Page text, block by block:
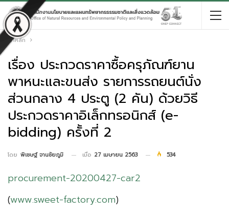
หน้าหลัก
เรื่อง ประกวดราคาซื้อครุภัณฑ์ยาน
พาหนะและขนส่ง รายการรถยนต์นั่ง
ส่วนกลาง 4 ประตู (2 คัน) ด้วยวิธี
ประกวดราคาอิเล็กทรอนิกส์ (e-
bidding) ครั้งที่ 2
โดย พิเชษฐ์ จานชัยภูมิ เมื่อ 27 เมษายน 2563 534
procurement-20200427-car2
(www.sweet-factory.com)